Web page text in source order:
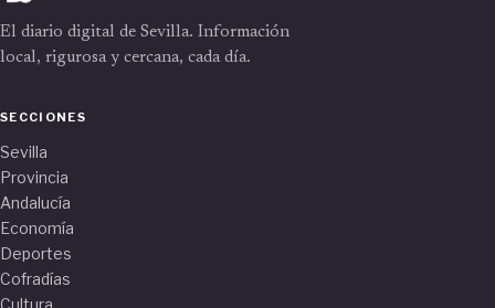
El diario digital de Sevilla. Información
local, rigurosa y cercana, cada día.
SECCIONES
Sevilla
Provincia
Andalucía
Economía
Deportes
Cofradías
Cultura